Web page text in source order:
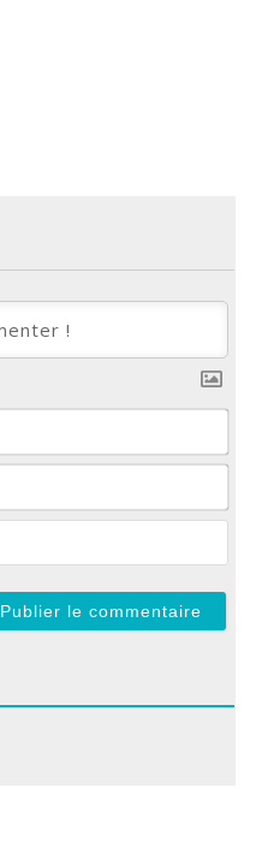
E-
Site